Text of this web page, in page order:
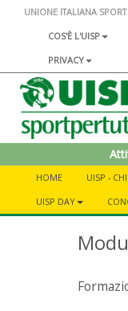
UNIONE ITALIANA SPORT
COS'È L'UISP
PRIVACY
HOME UISP -
UISP DAY